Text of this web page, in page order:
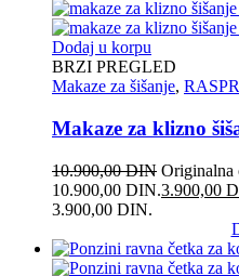
Dodaj u korpu
BRZI PREGLED
Makaze za šišanje,
Makaze za klizno
10.900,00DIN Originalna
10.900,00 DIN.3.900,00
3.900,00 DIN.